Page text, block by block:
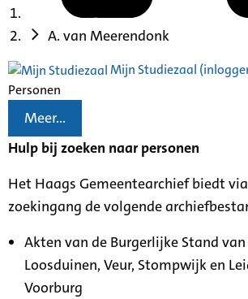
A. van Meerendonk
Mijn Studiezaal
Personen
Meer...
Hulp bij zoeken naar personen
Het Haags Gemeentearchief biedt
zoekingang de volgende
Akten van de Burgerlijke Stand
Loosduinen, Veur, Stompwijk en
Voorburg